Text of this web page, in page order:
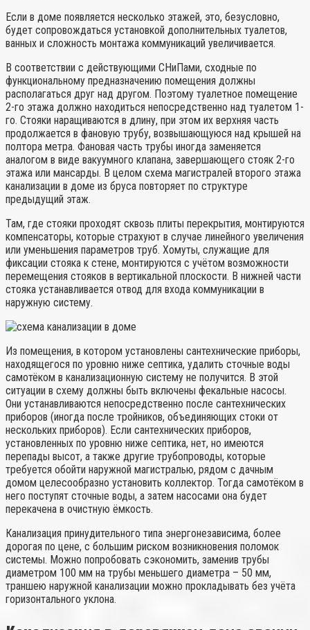
Если в доме появляется несколько этажей, это, безусловно,
будет сопровождаться установкой дополнительных туалетов,
ванных и сложность монтажа коммуникаций увеличивается.
В соответствии с действующими СНиПами, сходные по
функциональному предназначению помещения должны
располагаться друг над другом. Поэтому туалетное помещение
2-го этажа должно находиться непосредственно над туалетом 1-
го. Стояки наращиваются в длину, при этом их верхняя часть
продолжается в фановую трубу, возвышающуюся над крышей на
полтора метра. Фановая часть трубы иногда заменяется
аналогом в виде вакуумного клапана, завершающего стояк 2-го
этажа или мансарды. В целом схема магистралей второго этажа
канализации в доме из бруса повторяет по структуре
предыдущий этаж.
Там, где стояки проходят сквозь плиты перекрытия, монтируются
компенсаторы, которые страхуют в случае линейного увеличения
или уменьшения параметров труб. Хомуты, служащие для
фиксации стояка к стене, монтируются с учётом возможности
перемещения стояков в вертикальной плоскости. В нижней части
стояка устанавливается отвод для входа коммуникации в
наружную систему.
Из помещения, в котором установлены сантехнические приборы,
находящегося по уровню ниже септика, удалить сточные воды
самотёком в канализационную систему не получится. В этой
ситуации в схему должны быть включены фекальные насосы.
Они устанавливаются непосредственно после сантехнических
приборов (иногда после тройников, объединяющих стоки от
нескольких приборов). Если сантехнических приборов,
установленных по уровню ниже септика, нет, но имеются
перепады высот, а также другие трубопроводы, которые
требуется обойти наружной магистралью, рядом с дачным
домом целесообразно установить коллектор. Тогда самотёком в
него поступят сточные воды, а затем насосами она будет
перекачена в очистную ёмкость.
Канализация принудительного типа энергонезависима, более
дорогая по цене, с большим риском возникновения поломок
системы. Можно попробовать сэкономить, заменив трубы
диаметром 100 мм на трубы меньшего диаметра – 50 мм,
траншею наружной канализации можно прокладывать без учёта
горизонтального уклона.